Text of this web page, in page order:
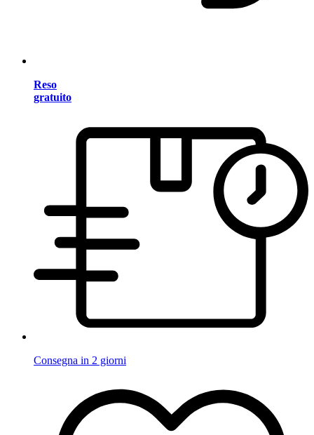
Reso
gratuito
Consegna in 2 giorni